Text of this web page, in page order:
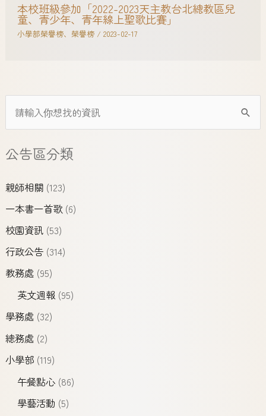
公告區分類
親師相關(123)
一本書一首歌(6)
校園資訊(53)
行政公告(314)
教務處(95)
英文週報(95)
學務處(32)
總務處(2)
小學部(119)
午餐點心(86)
學藝活動 (5)
本校班級參加「2022-2023天主教台北總教區兒
童、青少年、青年線上聖歌比賽」
小學部榮譽榜、 榮譽榜/ 2023-02-17